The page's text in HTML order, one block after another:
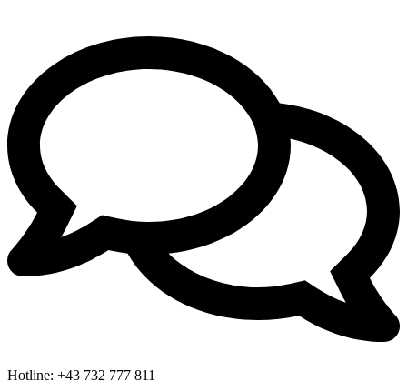
Hotline: +43 732 777 811